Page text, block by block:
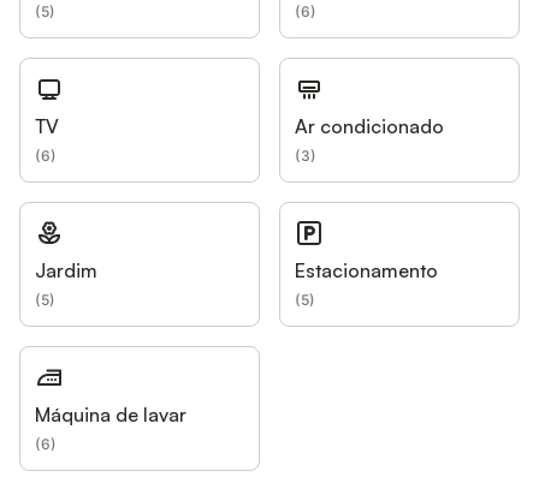
(5) (6)
TV
(6)
Ar condicionado
(3)
Jardim
(5)
Estacionamento
(5)
Máquina de lavar
(6)